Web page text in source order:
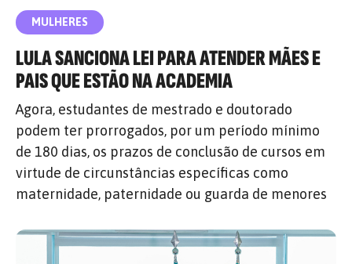
MULHERES
LULA SANCIONA LEI PARA ATENDER MÃES E
PAIS QUE ESTÃO NA ACADEMIA
Agora, estudantes de mestrado e doutorado
podem ter prorrogados, por um período mínimo
de 180 dias, os prazos de conclusão de cursos em
virtude de circunstâncias específicas como
maternidade, paternidade ou guarda de menores